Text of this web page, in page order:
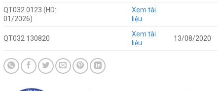
QT032 0123 (HD:
01/2026)
Xem tài
liệu
QT032 130820
Xem tài
liệu
13/08/2020